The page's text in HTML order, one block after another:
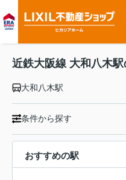
近鉄大阪線 大和八木
大和八木駅
条件から探す
おすすめの駅